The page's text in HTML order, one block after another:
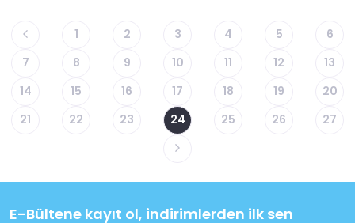
1 2 3 4 5
6
7
8 9 10 11 12
13
14
15 16 17 18 19
20
21
22 23 24 25 26 27
E-Bültene kayıt ol, indirimlerden ilk sen